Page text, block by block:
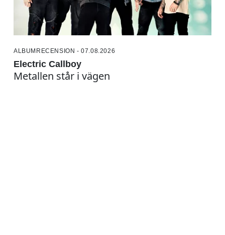
ALBUMRECENSION - 07.08.2026
Electric Callboy
Metallen står i vägen